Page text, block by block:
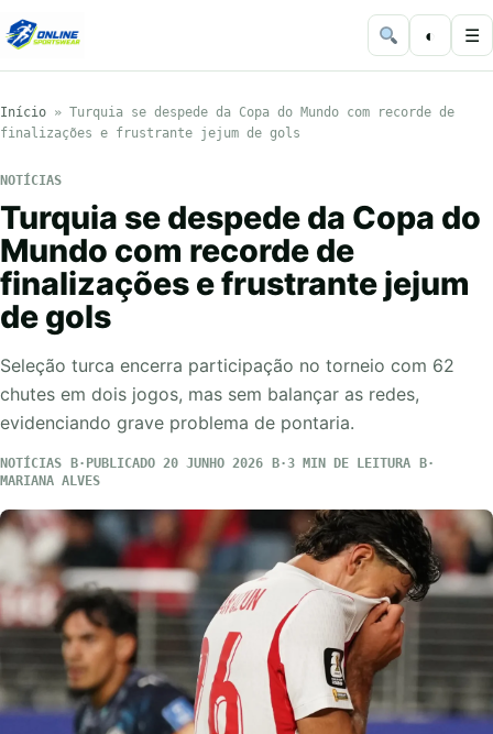
◐ ☰
Início » Turquia se despede da Copa do Mundo com recorde de
finalizações e frustrante jejum de gols
NOTÍCIAS
Turquia se despede da Copa do
Mundo com recorde de
finalizações e frustrante jejum
de gols
Seleção turca encerra participação no torneio com 62
chutes em dois jogos, mas sem balançar as redes,
evidenciando grave problema de pontaria.
NOTÍCIAS PUBLICADO 20 JUNHO 2026
3 MIN DE LEITURA
MARIANA ALVES